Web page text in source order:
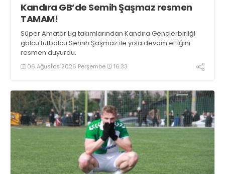
Kandıra GB’de Semih Şaşmaz resmen
TAMAM!
Süper Amatör Lig takımlarından Kandıra Gençlerbirliği
golcü futbolcu Semih Şaşmaz ile yola devam ettiğini
resmen duyurdu.
06 Ağustos 2026 Perşembe 16:33